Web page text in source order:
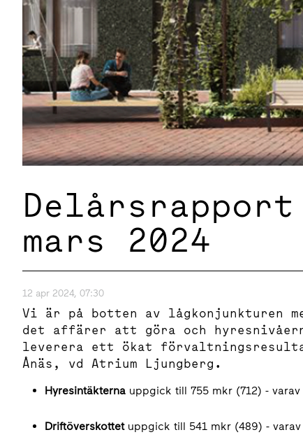
mars 2024
12 apr 2024, 07:30
Vi är på botten av lågkonjunkturen
det affärer att göra och
leverera ett ökat
Ånäs, vd Atrium Ljungberg.
Hyresintäkterna uppgick till 755 mkr (712) -
Driftöverskottet uppgick till 541 mkr (489) -